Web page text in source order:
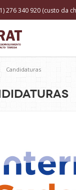
276 340 920 (custo da
Candidaturas